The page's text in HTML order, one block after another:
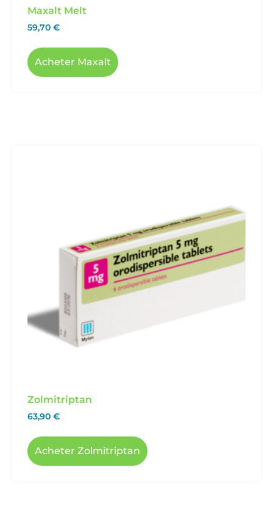
Maxalt Melt
59,70 €
Acheter Maxalt
Zolmitriptan
63,90 €
Acheter Zolmitriptan